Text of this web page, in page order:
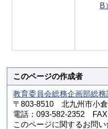
B
このページの作成者
教育委員会総務企画部総務
〒803-8510 北九州市小
電話：093-582-2352 FAX
このページに関するお問